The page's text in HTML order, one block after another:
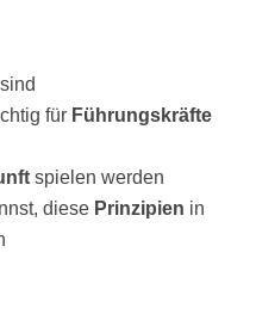
sind
für Führungskräfte
spielen werden
diese Prinzipien in